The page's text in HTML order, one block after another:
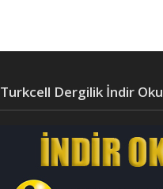
Turkcell Dergilik İndir Oku